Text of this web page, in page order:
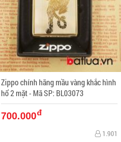
Zippo chính hãng mầu vàng khắc hình
hổ 2 mặt - Mã SP: BL03073
700.000đ
1.901